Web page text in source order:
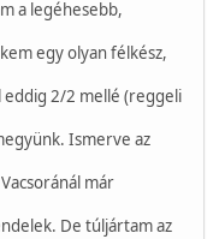
a legéhesebb,
egy olyan félkész,
eddig 2/2 mellé (reggeli
Ismerve az
már
De túljártam az